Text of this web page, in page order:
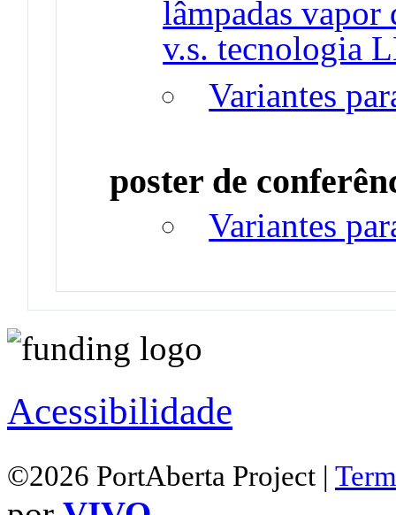
lâmpadas vapor
v.s. tecnologia
Variantes
poster de
Variantes
Acessibilidade
©2026 PortAberta Project |